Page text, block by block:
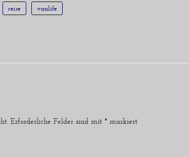
reise vanlife
Erforderliche Felder sind mit * markiert